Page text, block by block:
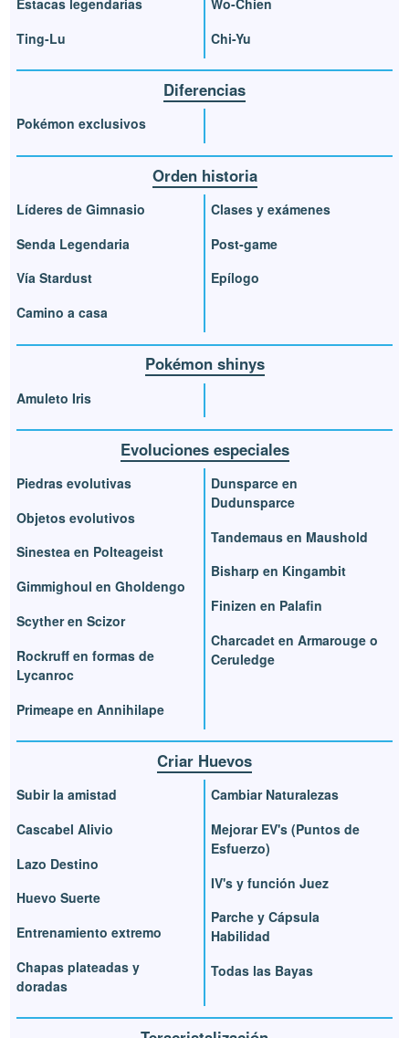
Estacas legendarias
Ting-Lu
Wo-Chien
Chi-Yu
Diferencias
Pokémon exclusivos
Orden historia
Líderes de Gimnasio
Senda Legendaria
Vía Stardust
Camino a casa
Clases y exámenes
Post-game
Epílogo
Pokémon shinys
Amuleto Iris
Evoluciones especiales
Piedras evolutivas
Objetos evolutivos
Sinestea en Polteageist
Gimmighoul en Gholdengo
Scyther en Scizor
Rockruff en formas de
Lycanroc
Primeape en Annihilape
Dunsparce en
Dudunsparce
Tandemaus en Maushold
Bisharp en Kingambit
Finizen en Palafin
Charcadet en Armarouge o
Ceruledge
Criar Huevos
Subir la amistad
Cascabel Alivio
Lazo Destino
Huevo Suerte
Entrenamiento extremo
Chapas plateadas y
doradas
Cambiar Naturalezas
Mejorar EV's (Puntos de
Esfuerzo)
IV's y función Juez
Parche y Cápsula
Habilidad
Todas las Bayas